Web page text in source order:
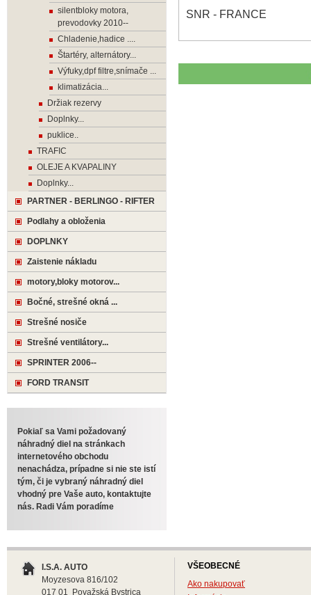
SNR - FRANCE
silentbloky motora,
prevodovky 2010--
Chladenie,hadice ....
Štartéry, alternátory...
Výfuky,dpf filtre,snímače ...
klimatizácia...
Držiak rezervy
Doplnky...
puklice..
TRAFIC
OLEJE A KVAPALINY
Doplnky...
PARTNER - BERLINGO - RIFTER
Podlahy a obloženia
DOPLNKY
Zaistenie nákladu
motory,bloky motorov...
Bočné, strešné okná ...
Strešné nosiče
Strešné ventilátory...
SPRINTER 2006--
FORD TRANSIT
Pokiaľ sa Vami požadovaný
náhradný diel na stránkach
internetového obchodu
nenachádza, prípadne si nie ste istí
tým, či je vybraný náhradný diel
vhodný pre Vaše auto, kontaktujte
nás. Radi Vám poradíme
I.S.A. AUTO
Moyzesova 816/102
017 01 Považská Bystrica
VŠEOBECNÉ
Ako nakupovať